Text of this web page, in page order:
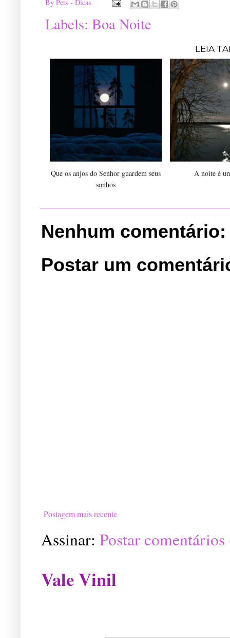
By Pets - Dicas
Labels: Boa Noite
LEIA
Que os anjos do Senhor guardem seus
sonhos
A noite é
Nenhum comentário:
Postar um
Postagem mais recente
Assinar: Postar
Vale Vinil